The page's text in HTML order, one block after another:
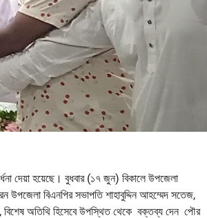
দেয়া হয়েছে। বুধবার (১৭ জুন) বিকালে উপজেলা
উপজেলা বিএনপির সভাপতি শাহাবুদ্দিন আহম্মেদ সতেজ,
বিশেষ অতিথি হিসেবে উপস্থিত থেকে বক্তব্য দেন পৌর